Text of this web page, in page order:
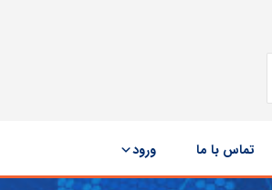
تماس با ما ورود